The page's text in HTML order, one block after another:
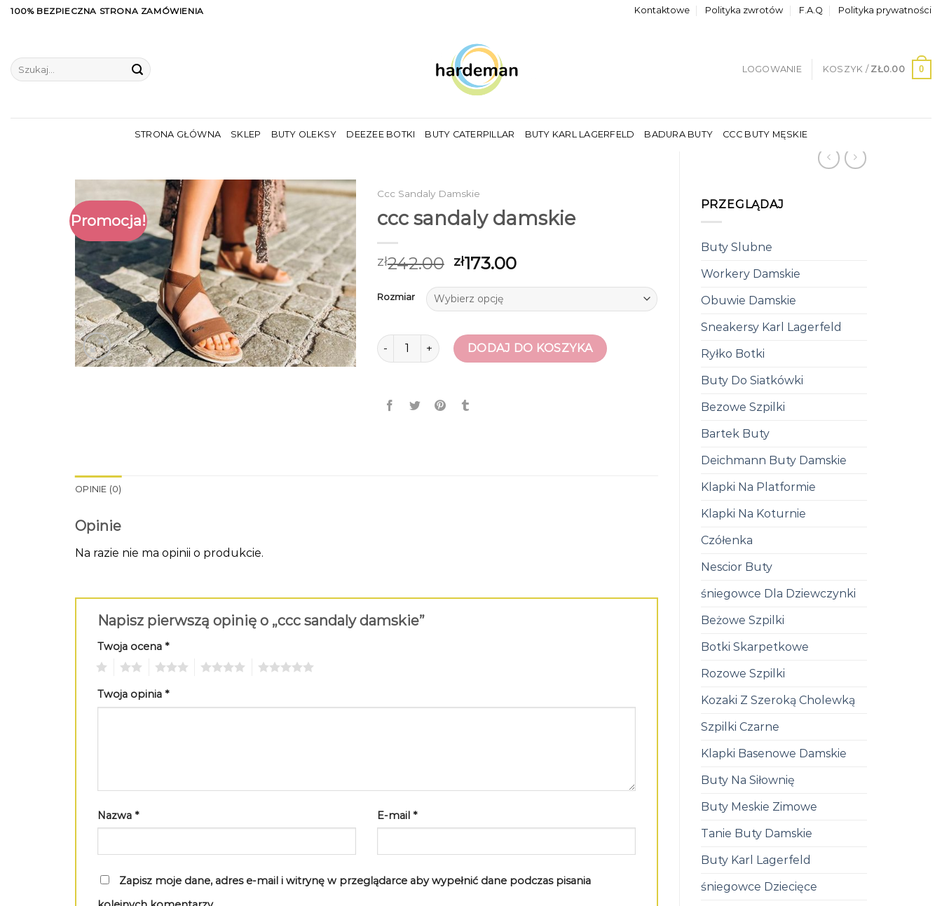
Skip100% BEZPIECZNA STRONA ZAMÓWIENIA Kontaktowe Polityka zwrotów F.A.Q Polityka prywatności
Szukaj:
LOGOWANIE KOSZYK / ZŁ0.00 0
STRONA GŁÓWNA SKLEP BUTY OLEKSY DEEZEE BOTKI BUTY CATERPILLAR BUTY KARL LAGERFELD BADURA BUTY CCC BUTY MĘSKIE
PRZEGLĄDAJ
Buty Slubne
Workery Damskie
Obuwie Damskie
Sneakersy Karl Lagerfeld
Ryłko Botki
Buty Do Siatkówki
Bezowe Szpilki
Bartek Buty
Deichmann Buty Damskie
Klapki Na Platformie
Klapki Na Koturnie
Czółenka
Nescior Buty
śniegowce Dla Dziewczynki
Beżowe Szpilki
Botki Skarpetkowe
Rozowe Szpilki
Kozaki Z Szeroką Cholewką
Szpilki Czarne
Klapki Basenowe Damskie
Buty Na Siłownię
Buty Meskie Zimowe
Tanie Buty Damskie
Buty Karl Lagerfeld
śniegowce Dziecięce
Promocja!
Ccc Sandaly Damskie
ccc sandaly damskie
zł242.00 zł173.00
Rozmiar
ilość ccc sandaly damskieDODAJ DO KOSZYKA
OPINIE (0)
Opinie
Na razie nie ma opinii o produkcie.
Napisz pierwszą opinię o „ccc sandaly damskie”
Twoja ocena *
Twoja opinia *
Nazwa * E-mail *
Zapisz moje dane, adres e-mail i witrynę w przeglądarce aby wypełnić dane podczas pisania